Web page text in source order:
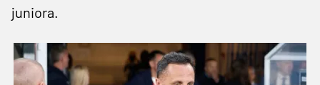
juniora.